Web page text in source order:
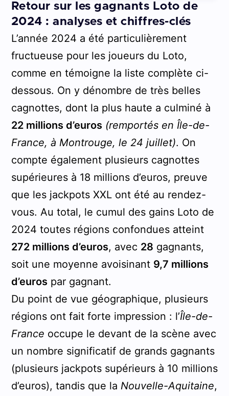
Retour sur les gagnants Loto de
2024 : analyses et chiffres-clés
L’année 2024 a été particulièrement
fructueuse pour les joueurs du Loto,
comme en témoigne la liste complète ci-
dessous. On y dénombre de très belles
cagnottes, dont la plus haute a culminé à
22 millions d’euros (remportés en Île-de-
France, à Montrouge, le 24 juillet). On
compte également plusieurs cagnottes
supérieures à 18 millions d’euros, preuve
que les jackpots XXL ont été au rendez-
vous. Au total, le cumul des gains Loto de
2024 toutes régions confondues atteint
272 millions d’euros, avec 28 gagnants,
soit une moyenne avoisinant 9,7 millions
d’eurospar gagnant.
Du point de vue géographique, plusieurs
régions ont fait forte impression : l’Île-de-
France occupe le devant de la scène avec
un nombre significatif de grands gagnants
(plusieurs jackpots supérieurs à 10 millions
d’euros), tandis que la Nouvelle-Aquitaine,